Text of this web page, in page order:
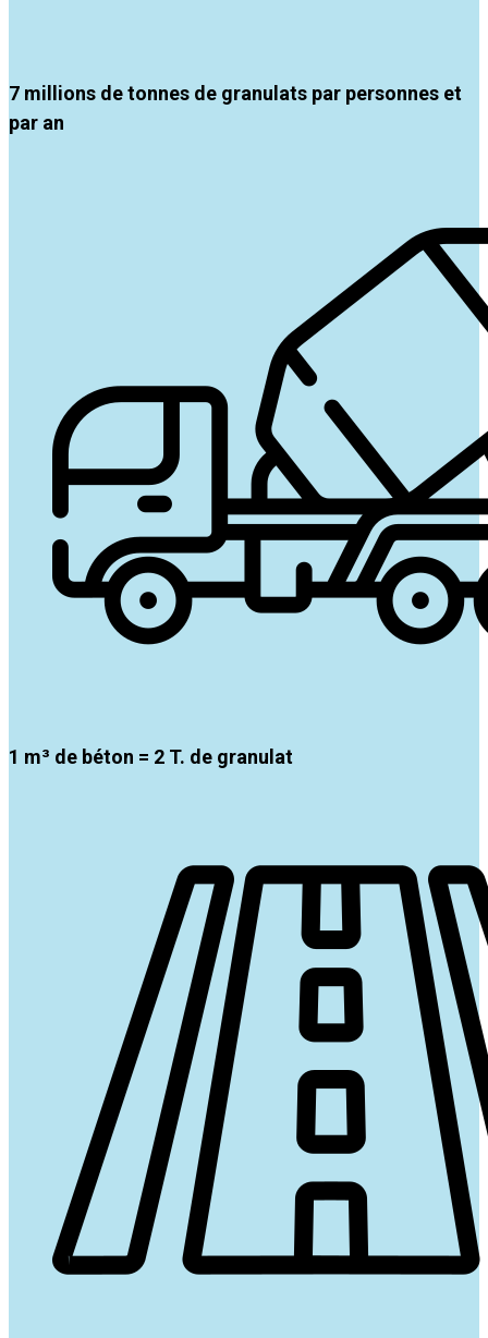
7 millions de tonnes de granulats par personnes et
par an
1 m³ de béton = 2 T. de granulat